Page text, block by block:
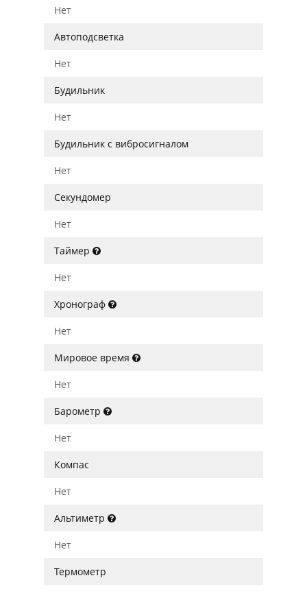
Нет
Автоподсветка
Нет
Будильник
Нет
Будильник с вибросигналом
Нет
Секундомер
Нет
Таймер
Нет
Хронограф
Нет
Мировое время
Нет
Барометр
Нет
Компас
Нет
Альтиметр
Нет
Термометр